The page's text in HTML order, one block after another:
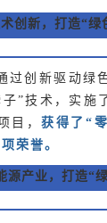
创新，打造“绿
过创新驱动绿
”技术，实施
目，获得了“
荣誉。
源产业， 打造“